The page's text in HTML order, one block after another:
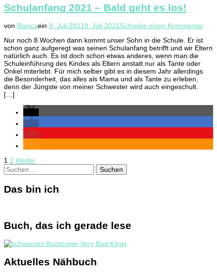
Schulanfang 2021 – Bald geht es los!
von Biancaein 9. Juli 20219. Juli 2021Schreibe einen Kommentarzu
–
Nur noch 8 Wochen dann kommt unser Sohn in die Schule. Er ist
schon ganz aufgeregt was seinen Schulanfang betrifft und wir Eltern
natürlich auch. Es ist doch schon etwas anderes, wenn man die
Schuleinführung des Kindes als Eltern anstatt nur als Tante oder
Onkel miterlebt. Für mich selber gibt es in diesem Jahr allerdings
die Besonderheit, das alles als Mama und als Tante zu erleben,
denn der Jüngste von meiner Schwester wird auch eingeschult.
[…]
Seitennummerierung
der
Beiträge
Seite
1 Seite
2 Weiter
Suchen
nach:
Das bin ich
Buch, das ich gerade lese
Aktuelles Nähbuch